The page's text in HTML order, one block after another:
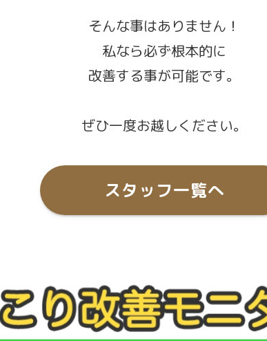
そんな事はありません！
私なら必ず根本的に
改善する事が可能です。
ぜひ一度お越しください。
スタッフ一覧へ